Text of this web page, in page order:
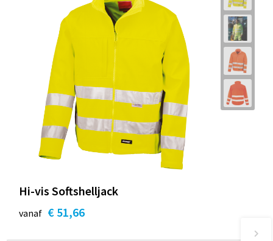
Hi-vis Softshelljack
vanaf € 51,66